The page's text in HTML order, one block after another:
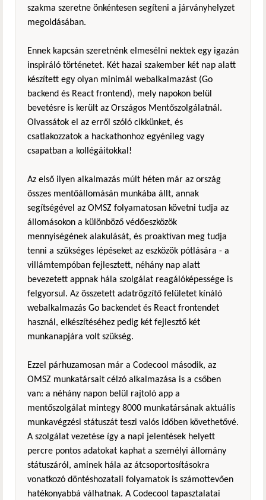
szakma szeretne önkéntesen segíteni a járványhelyzet
megoldásában.
Ennek kapcsán szeretnénk elmesélni nektek egy igazán
inspiráló történetet. Két hazai szakember két nap alatt
készített egy olyan minimál webalkalmazást (Go
backend és React frontend), mely napokon belül
bevetésre is került az Országos Mentőszolgálatnál.
Olvassátok el az erről szóló cikkünket, és
csatlakozzatok a hackathonhoz egyénileg vagy
csapatban a kollégáitokkal!
Az első ilyen alkalmazás múlt héten már az ország
összes mentőállomásán munkába állt, annak
segítségével az OMSZ folyamatosan követni tudja az
állomásokon a különböző védőeszközök
mennyiségének alakulását, és proaktívan meg tudja
tenni a szükséges lépéseket az eszközök pótlására - a
villámtempóban fejlesztett, néhány nap alatt
bevezetett appnak hála szolgálat reagálóképessége is
felgyorsul. Az összetett adatrögzítő felületet kínáló
webalkalmazás Go backendet és React frontendet
használ, elkészítéséhez pedig két fejlesztő két
munkanapjára volt szükség.
Ezzel párhuzamosan már a Codecool második, az
OMSZ munkatársait célzó alkalmazása is a csőben
van: a néhány napon belül rajtoló app a
mentőszolgálat mintegy 8000 munkatársának aktuális
munkavégzési státuszát teszi valós időben követhetővé.
A szolgálat vezetése így a napi jelentések helyett
percre pontos adatokat kaphat a személyi állomány
státuszáról, aminek hála az átcsoportosításokra
vonatkozó döntéshozatali folyamatok is számottevően
hatékonyabbá válhatnak. A Codecool tapasztalatai